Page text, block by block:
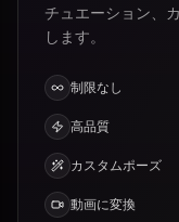
チュエーション、
します。
制限なし
高品質
カスタムポーズ
動画に変換